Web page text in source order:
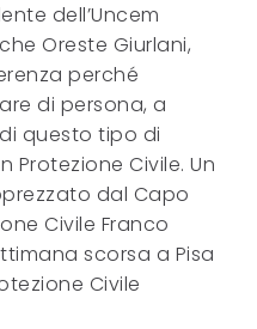
dell’Uncem
Oreste Giurlani,
perché
di persona, a
questo tipo di
Civile. Un
dal Capo
Civile Franco
scorsa a Pisa
Civile